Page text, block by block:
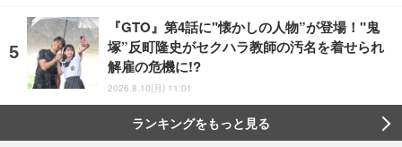
『GTO』第4話に"懐かしの人物”が登場！"鬼
塚”反町隆史がセクハラ教師の汚名を着せられ
解雇の危機に!?
2026.8.10(月) 11:01
ランキングをもっと見る